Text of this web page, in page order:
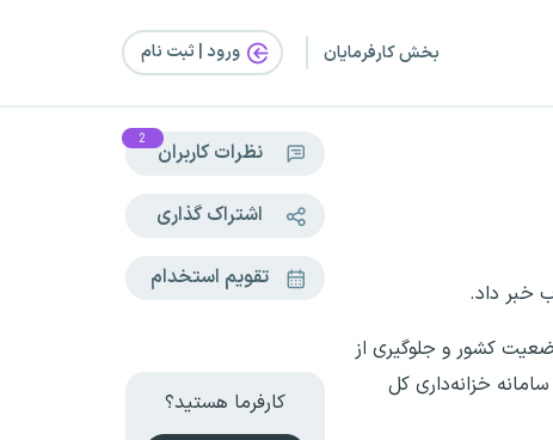
بخش کارفرمایان ورود | ثبت‌ نام
خبر داد.
کشور و جلوگیری از
خزانه‌داری کل
نظرات کاربران 2
اشتراک گذاری
تقویم استخدام
کارفرما هستید؟